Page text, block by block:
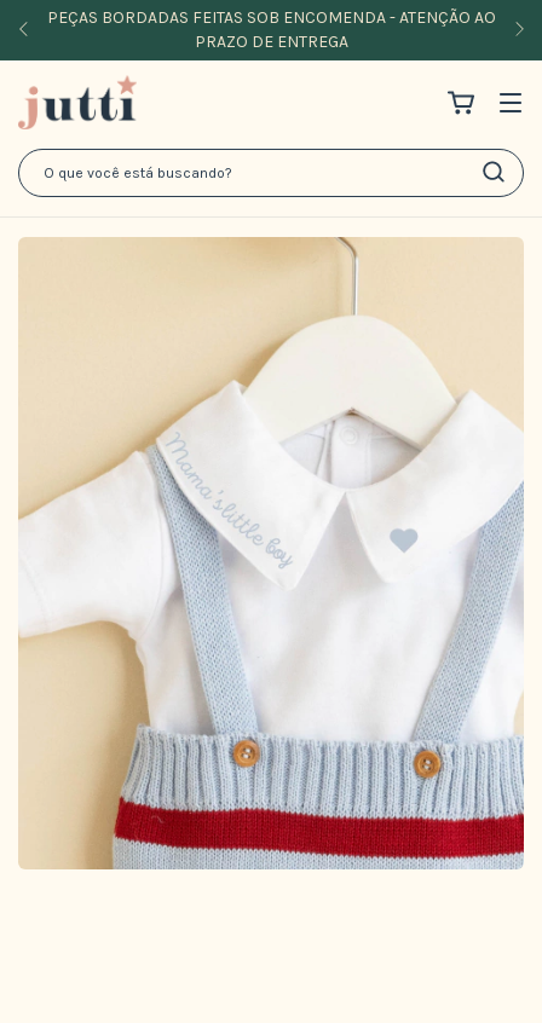
PEÇAS BORDADAS FEITAS SOB ENCOMENDA - ATENÇÃO AO
PRAZO DE ENTREGA